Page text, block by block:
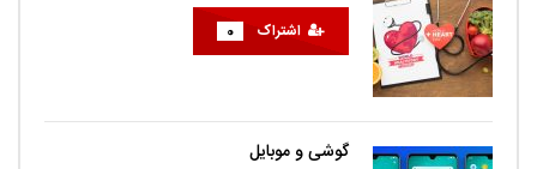
اشتراک 0
گوشی و موبایل